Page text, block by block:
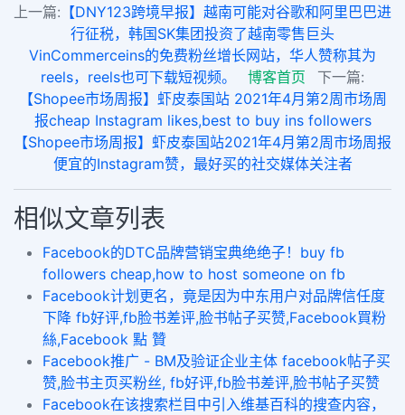
上一篇: 【DNY123跨境早报】越南可能对谷歌和阿里巴巴进
行征税，韩国SK集团投资了越南零售巨头
VinCommerceins的免费粉丝增长网站，华人赞称其为
reels，reels也可下载短视频。
博客首页
下一篇:
【Shopee市场周报】虾皮泰国站 2021年4月第2周市场周
报cheap Instagram likes,best to buy ins followers
【Shopee市场周报】虾皮泰国站2021年4月第2周市场周报
便宜的Instagram赞，最好买的社交媒体关注者
相似文章列表
Facebook的DTC品牌营销宝典绝绝子！buy fb
followers cheap,how to host someone on fb
​Facebook计划更名，竟是因为中东用户对品牌信任度
下降 fb好评,fb脸书差评,脸书帖子买赞,Facebook買粉
絲,Facebook 點 贊
Facebook推广 - BM及验证企业主体 facebook帖子买
赞,脸书主页买粉丝, fb好评,fb脸书差评,脸书帖子买赞
Facebook在该搜索栏目中引入维基百科的搜查内容，